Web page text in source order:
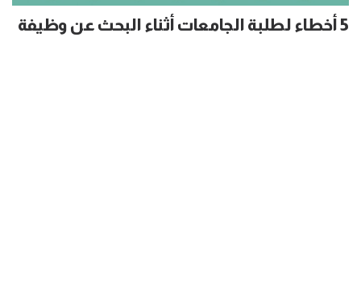
5 أخطاء لطلبة الجامعات أثناء البحث عن وظيفة